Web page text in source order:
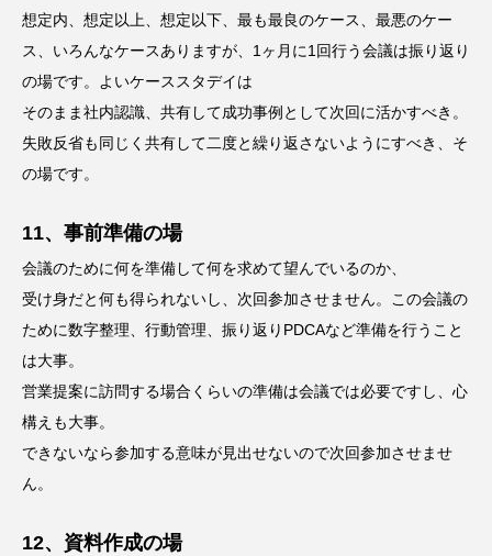
想定内、想定以上、想定以下、最も最良のケース、最悪のケー
ス、いろんなケースありますが、1ヶ月に1回行う会議は振り返り
の場です。よいケーススタデイは
そのまま社内認識、共有して成功事例として次回に活かすべき。
失敗反省も同じく共有して二度と繰り返さないようにすべき、そ
の場です。
11、事前準備の場
会議のために何を準備して何を求めて望んでいるのか、
受け身だと何も得られないし、次回参加させません。この会議の
ために数字整理、行動管理、振り返りPDCAなど準備を行うこと
は大事。
営業提案に訪問する場合くらいの準備は会議では必要ですし、心
構えも大事。
できないなら参加する意味が見出せないので次回参加させませ
ん。
12、資料作成の場